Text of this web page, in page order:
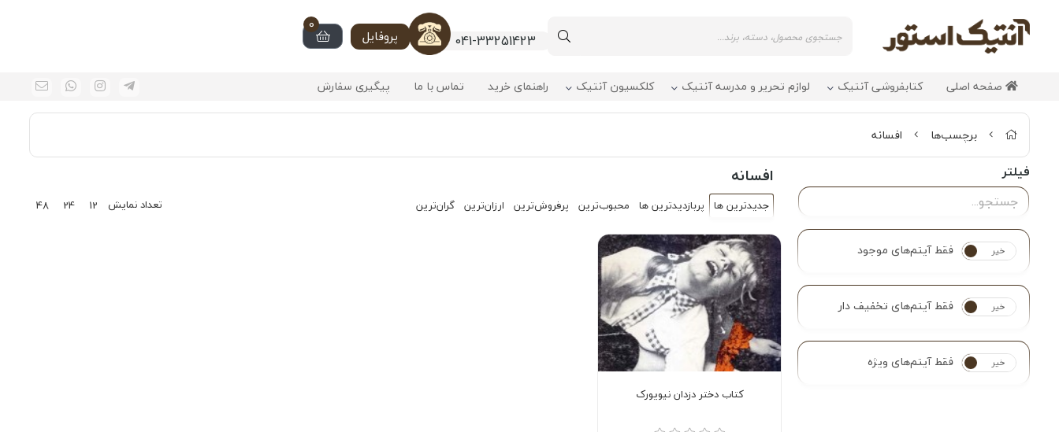
041-33251423 پروفایل
0
صفحه اصلی کتابفروشی آنتیک لوازم تحریر و مدرسه آنتیک کلکسیون آنتیک راهنمای خرید تماس با ما پیگیری سفارش
برچسب‌ها افسانه
فیلتر
بله خیر فقط آیتم‌های موجود
بله خیر فقط آیتم‌های تخفیف دار
بله خیر فقط آیتم‌های ویژه
افسانه
جدیدترین ها پربازدیدترین ها محبوب‌‌ترین پرفروش‌ترین ارزان‌ترین گران‌ترین تعداد نمایش 12
24
48
کتاب دختر دزدان نیویورک